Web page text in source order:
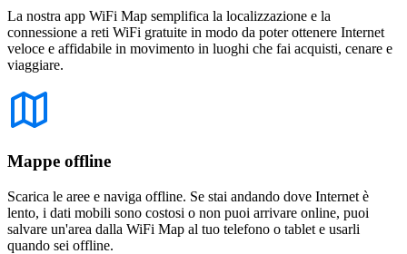
La nostra app WiFi Map semplifica la localizzazione e la
connessione a reti WiFi gratuite in modo da poter ottenere Internet
veloce e affidabile in movimento in luoghi che fai acquisti, cenare e
viaggiare.
Mappe offline
Scarica le aree e naviga offline. Se stai andando dove Internet è
lento, i dati mobili sono costosi o non puoi arrivare online, puoi
salvare un'area dalla WiFi Map al tuo telefono o tablet e usarli
quando sei offline.